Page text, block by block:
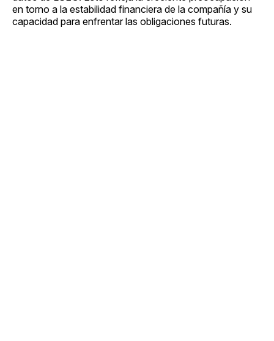
en torno a la estabilidad financiera de la compañía y su
capacidad para enfrentar las obligaciones futuras.